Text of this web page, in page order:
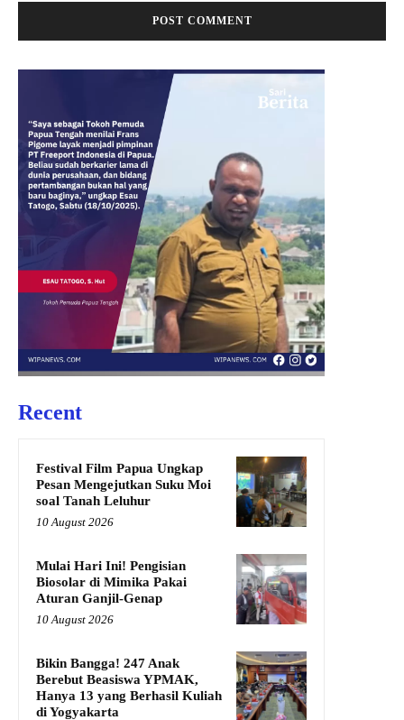
Recent
Festival Film Papua Ungkap
Pesan Mengejutkan Suku Moi
soal Tanah Leluhur
10 August 2026
Mulai Hari Ini! Pengisian
Biosolar di Mimika Pakai
Aturan Ganjil-Genap
10 August 2026
Bikin Bangga! 247 Anak
Berebut Beasiswa YPMAK,
Hanya 13 yang Berhasil Kuliah
di Yogyakarta